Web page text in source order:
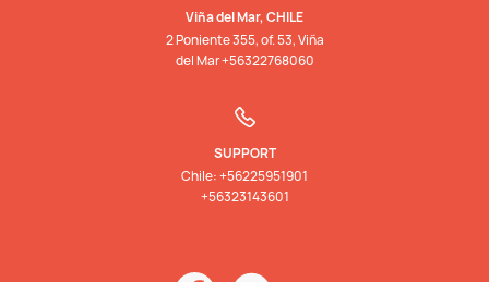
Viña del Mar, CHILE
2 Poniente 355, of. 53, Viña
del Mar +56322768060
SUPPORT
Chile: +56225951901
+56323143601